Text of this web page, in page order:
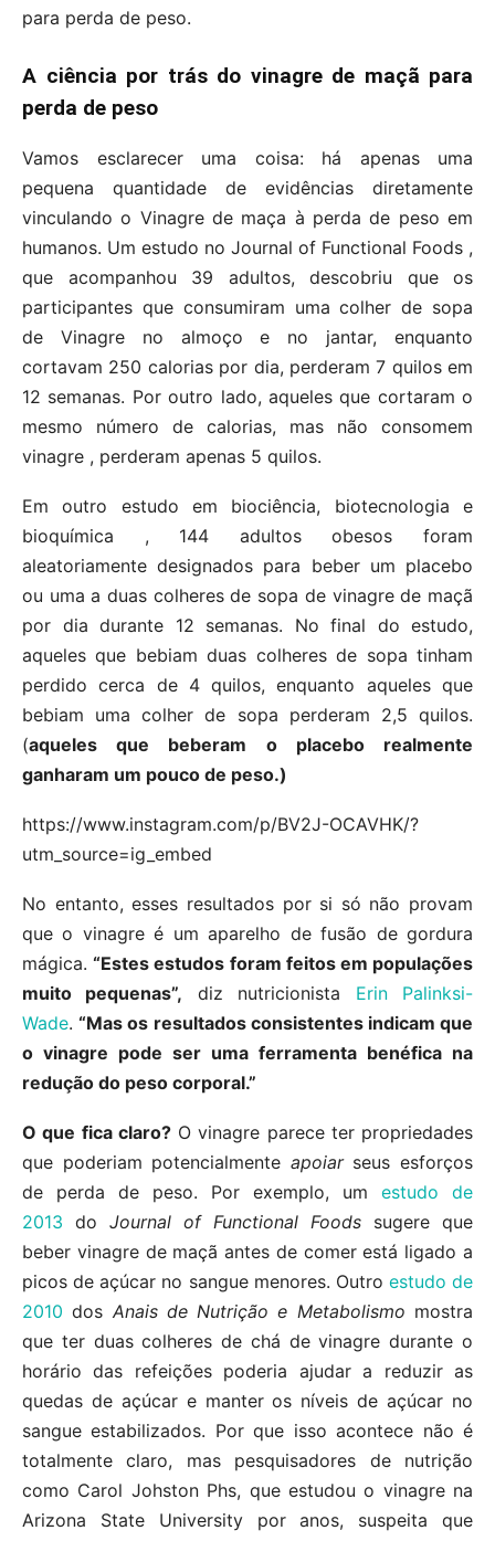
para perda de peso.
A ciência por trás do vinagre de maçã para
perda de peso
Vamos esclarecer uma coisa: há apenas uma
pequena quantidade de evidências diretamente
vinculando o Vinagre de maça à perda de peso em
humanos. Um estudo no Journal of Functional Foods ,
que acompanhou 39 adultos, descobriu que os
participantes que consumiram uma colher de sopa
de Vinagre no almoço e no jantar, enquanto
cortavam 250 calorias por dia, perderam 7 quilos em
12 semanas. Por outro lado, aqueles que cortaram o
mesmo número de calorias, mas não consomem
vinagre , perderam apenas 5 quilos.
Em outro estudo em biociência, biotecnologia e
bioquímica , 144 adultos obesos foram
aleatoriamente designados para beber um placebo
ou uma a duas colheres de sopa de vinagre de maçã
por dia durante 12 semanas. No final do estudo,
aqueles que bebiam duas colheres de sopa tinham
perdido cerca de 4 quilos, enquanto aqueles que
bebiam uma colher de sopa perderam 2,5 quilos.
(aqueles que beberam o placebo realmente
ganharam um pouco de peso.)
https://www.instagram.com/p/BV2J-OCAVHK/?
utm_source=ig_embed
No entanto, esses resultados por si só não provam
que o vinagre é um aparelho de fusão de gordura
mágica.“Estes estudos foram feitos em populações
muito pequenas”, diz nutricionista Erin Palinksi-
Wade.“Mas os resultados consistentes indicam que
o vinagre pode ser uma ferramenta benéfica na
redução do peso corporal.”
O que fica claro?O vinagre parece ter propriedades
que poderiam potencialmente apoiar seus esforços
de perda de peso. Por exemplo, um estudo de
2013 do Journal of Functional Foods sugere que
beber vinagre de maçã antes de comer está ligado a
picos de açúcar no sangue menores. Outro estudo de
2010 dos Anais de Nutrição e Metabolismo mostra
que ter duas colheres de chá de vinagre durante o
horário das refeições poderia ajudar a reduzir as
quedas de açúcar e manter os níveis de açúcar no
sangue estabilizados. Por que isso acontece não é
totalmente claro, mas pesquisadores de nutrição
como Carol Johston Phs, que estudou o vinagre na
Arizona State University por anos, suspeita que